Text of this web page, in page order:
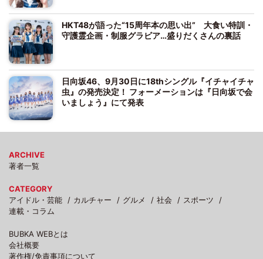
HKT48が語った“15周年本の思い出” 大食い特訓・
守護霊企画・制服グラビア…盛りだくさんの裏話
日向坂46、9月30日に18thシングル『イチャイチャ
虫』の発売決定！ フォーメーションは『日向坂で会
いましょう』にて発表
ARCHIVE
著者一覧
CATEGORY
アイドル・芸能
カルチャー グルメ 社会
スポーツ
連載・コラム
BUBKA WEBとは
会社概要
著作権/免責事項について